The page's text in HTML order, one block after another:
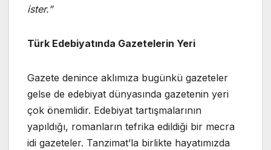
ister.”
Türk Edebiyatında Gazetelerin Yeri
Gazete denince aklımıza bugünkü gazeteler
gelse de edebiyat dünyasında gazetenin yeri
çok önemlidir. Edebiyat tartışmalarının
yapıldığı, romanların tefrika edildiği bir mecra
idi gazeteler. Tanzimat’la birlikte hayatımızda